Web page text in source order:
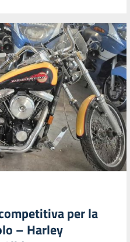
per la
– Harley